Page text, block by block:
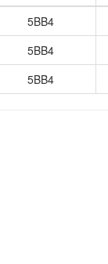
5BB4
5BB4
5BB4